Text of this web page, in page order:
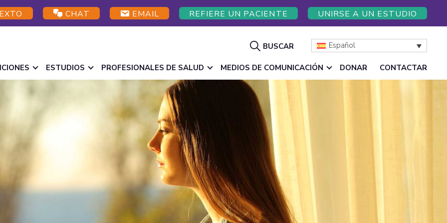
CHAT EMAIL REFIERE UN PACIENTE UNIRSE A UN ESTUDIO
Mostrar
BUSCAR Español
ESTUDIOS PROFESIONALES DE SALUD MEDIOS DE COMUNICACIÓN DONAR CONTACTAR